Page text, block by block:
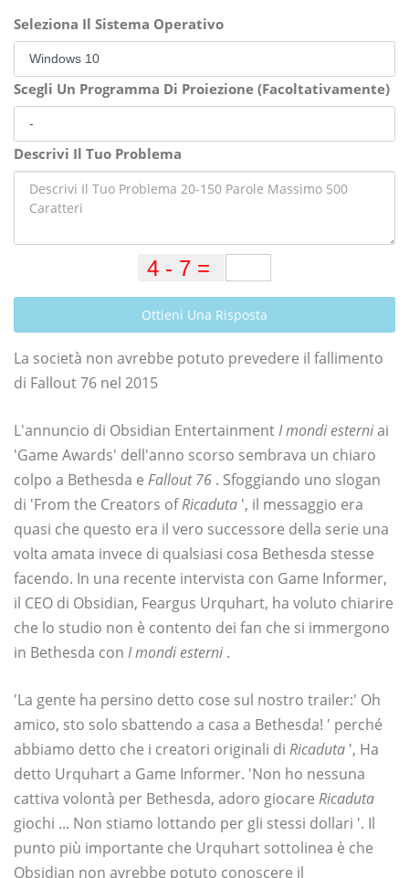
Seleziona Il Sistema Operativo
Scegli Un Programma Di Proiezione (Facoltativamente)
Descrivi Il Tuo Problema
Ottieni Una Risposta
La società non avrebbe potuto prevedere il fallimento
di Fallout 76 nel 2015
L'annuncio di Obsidian EntertainmentI mondi esterniai
'Game Awards' dell'anno scorso sembrava un chiaro
colpo a Bethesda e Fallout 76 . Sfoggiando uno slogan
di 'From the Creators ofRicaduta ', il messaggio era
quasi che questo era il vero successore della serie una
volta amata invece di qualsiasi cosa Bethesda stesse
facendo. In una recente intervista con Game Informer,
il CEO di Obsidian, Feargus Urquhart, ha voluto chiarire
che lo studio non è contento dei fan che si immergono
in Bethesda con I mondi esterni .
'La gente ha persino detto cose sul nostro trailer:' Oh
amico, sto solo sbattendo a casa a Bethesda! ' perché
abbiamo detto che i creatori originali di Ricaduta ', Ha
detto Urquhart a Game Informer. 'Non ho nessuna
cattiva volontà per Bethesda, adoro giocare Ricaduta
giochi ... Non stiamo lottando per gli stessi dollari '. Il
punto più importante che Urquhart sottolinea è che
Obsidian non avrebbe potuto conoscere il